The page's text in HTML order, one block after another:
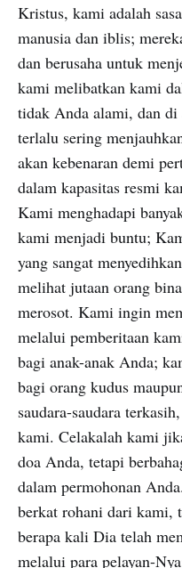
Kristus, kami adalah
manusia dan iblis;
dan berusaha untuk
kami melibatkan kami
tidak Anda alami, dan di
terlalu sering
akan kebenaran demi
dalam kapasitas resmi
Kami menghadapi
kami menjadi buntu;
yang sangat
melihat jutaan orang
merosot. Kami ingin
melalui pemberitaan
bagi anak-anak Anda;
bagi orang kudus
saudara-saudara
kami. Celakalah kami
doa Anda, tetapi
dalam permohonan
berkat rohani dari kami,
berapa kali Dia telah
melalui para pelayan-